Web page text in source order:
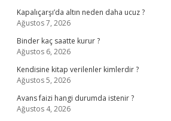
Kapalıçarşı’da altın neden daha ucuz ?
Ağustos 7, 2026
Binder kaç saatte kurur ?
Ağustos 6, 2026
Kendisine kitap verilenler kimlerdir ?
Ağustos 5, 2026
Avans faizi hangi durumda istenir ?
Ağustos 4, 2026